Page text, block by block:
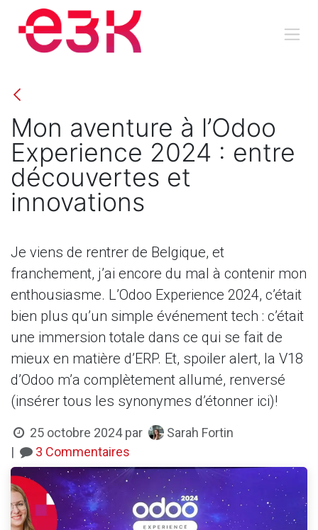
Se rendre au contenu
Mon aventure à l’Odoo
Experience 2024 : entre
découvertes et
innovations
Je viens de rentrer de Belgique, et
franchement, j’ai encore du mal à contenir mon
enthousiasme. L’Odoo Experience 2024, c’était
bien plus qu’un simple événement tech : c’était
une immersion totale dans ce qui se fait de
mieux en matière d’ERP. Et, spoiler alert, la V18
d’Odoo m’a complètement allumé, renversé
(insérer tous les synonymes d’étonner ici)!
25 octobre 2024 par
Sarah Fortin
|
3 Commentaires